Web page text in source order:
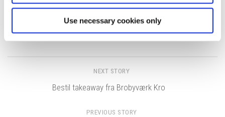
Use necessary cookies only
NEXT STORY
Bestil takeaway fra Brobyværk Kro
PREVIOUS STORY